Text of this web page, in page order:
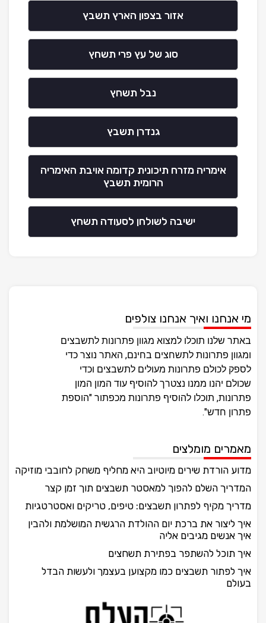
אזור בצפון הארץ תשבץ
סוג של עץ פרי תשחץ
נבל תשחץ
גנדרן תשבץ
אימריה מזרח תיכונית קדומה אויבת האימריה
הרומית תשבץ
ישיבה לשולחן לסעודה תשחץ
מי אנחנו ואיך אנחנו צולפים
באתר שלנו תוכלו למצוא מגוון פתרונות לתשבצים
ומגוון פתרונות לתשחצים בחינם, האתר נוצר כדי
לספק לכולם פתרונות מעולים לתשבצים וכדי
שכולם יהנו ממנו נצטרך להוסיף עוד המון המון
פתרונות, תוכלו להוסיף פתרונות מכפתור "הוספת
פתרון חדש".
מאמרים מומלצים
מדוע הורדת שירים מיוטיוב היא מחליף משחק לחובבי מוזיקה
המדריך השלם להפוך למאסטר תשבצים תוך זמן קצר
מדריך מקיף לפתרון תשבצים: טיפים, טריקים ואסטרטגיות
איך ליצור את ברכת יום ההולדת הרגשית המושלמת ולהבין
איך אנשים מגיבים אליה
איך תוכל להשתפר בפתירת תשחצים
איך לפתור תשבצים כמו מקצוען בעצמך ולעשות הבדל
בעולם